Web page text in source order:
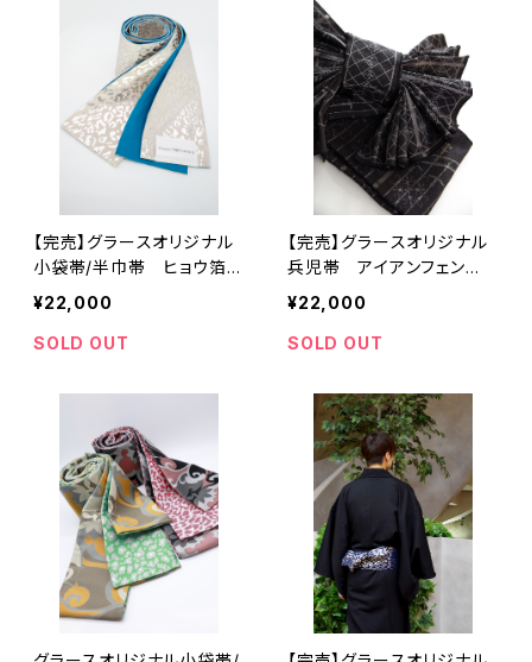
【完売】グラースオリジナル
小袋帯/半巾帯 ヒョウ箔プ
リント BE レディース
帯 レオパード
¥22,000
SOLD OUT
【完売】グラースオリジナル
兵児帯 アイアンフェン
ス ブラック×シルバー ポ
リエステル100％
¥22,000
SOLD OUT